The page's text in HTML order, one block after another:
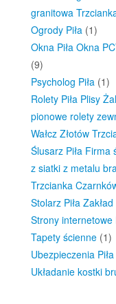
granitowa
Ogrody Piła (1)
Okna Piła Okna
(9)
Psycholog Piła (1)
Rolety Piła Plisy
pionowe rolety
Wałcz Złotów
Ślusarz Piła Firma
z siatki z metalu
Trzcianka
Stolarz Piła
Strony internetowe
Tapety ścienne (1)
Ubezpieczenia
Układanie kostki